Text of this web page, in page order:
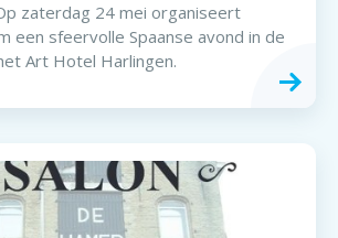
zaterdag 24 mei organiseert
een sfeervolle Spaanse avond in de
Art Hotel Harlingen.